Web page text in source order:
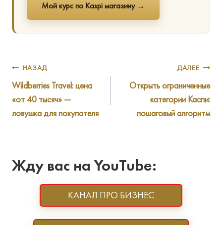
Мой курс по Kaspi магазину →
Навигация
по
записям
НАЗАД
Wildberries Travel: цена
«от 40 тысяч» —
ловушка для покупателя
ДАЛЕЕ
Открыть ограниченные
категории Каспи:
пошаговый алгоритм
Жду вас на YouTube:
КАНАЛ ПРО БИЗНЕС